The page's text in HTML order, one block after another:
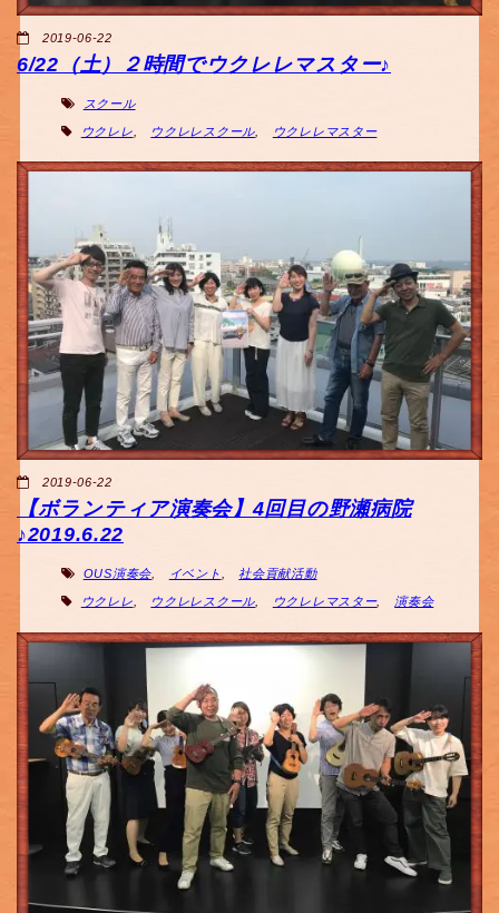
2019-06-22
6/22（土）２時間でウクレレマスター♪
スクール
ウクレレ ウクレレスクール, ウクレレマスター
2019-06-22
【ボランティア演奏会】4回目の野瀬病院
♪2019.6.22
OUS演奏会, イベント , 社会貢献活動
ウクレレ, ウクレレスクール, ウクレレマスター, 演奏会